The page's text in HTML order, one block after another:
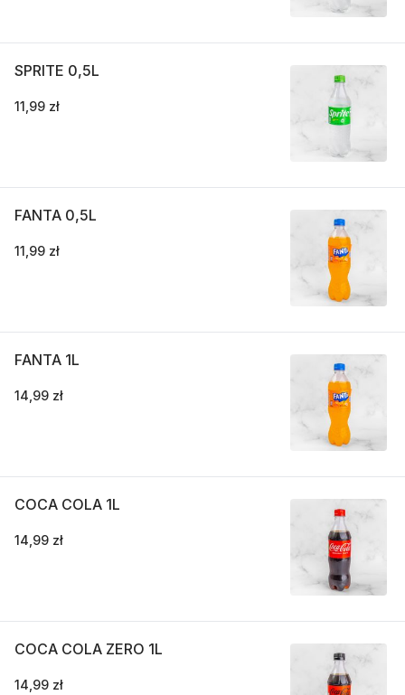
SPRITE 0,5L
11,99 zł
FANTA 0,5L
11,99 zł
FANTA 1L
14,99 zł
COCA COLA 1L
14,99 zł
COCA COLA ZERO 1L
14,99 zł